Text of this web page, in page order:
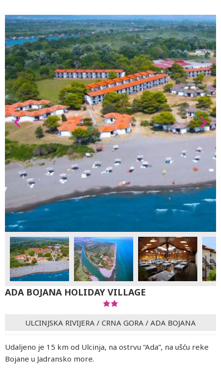
ADA BOJANA HOLIDAY VILLAGE
ULCINJSKA RIVIJERA / CRNA GORA / ADA BOJANA
Udaljeno je 15 km od Ulcinja, na ostrvu “Ada”, na ušću reke
Bojane u Jadransko more.